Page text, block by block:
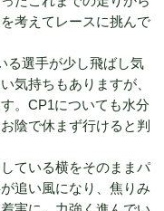
考えてレースに挑んで
る選手が少し飛ばし気
気持ちもありますが、
。CP1についても水分
陰で休まず行けると判
ている横をそのままパ
追い風になり、焦りみ